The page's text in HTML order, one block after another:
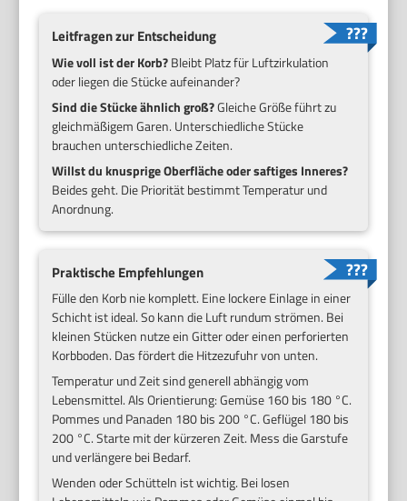
Leitfragen zur Entscheidung
Wie voll ist der Korb?Bleibt Platz für Luftzirkulation
oder liegen die Stücke aufeinander?
Sind die Stücke ähnlich groß?Gleiche Größe führt zu
gleichmäßigem Garen. Unterschiedliche Stücke
brauchen unterschiedliche Zeiten.
Willst du knusprige Oberfläche oder saftiges Inneres?
Beides geht. Die Priorität bestimmt Temperatur und
Anordnung.
Praktische Empfehlungen
Fülle den Korb nie komplett. Eine lockere Einlage in einer
Schicht ist ideal. So kann die Luft rundum strömen. Bei
kleinen Stücken nutze ein Gitter oder einen perforierten
Korbboden. Das fördert die Hitzezufuhr von unten.
Temperatur und Zeit sind generell abhängig vom
Lebensmittel. Als Orientierung: Gemüse 160 bis 180 °C.
Pommes und Panaden 180 bis 200 °C. Geflügel 180 bis
200 °C. Starte mit der kürzeren Zeit. Mess die Garstufe
und verlängere bei Bedarf.
Wenden oder Schütteln ist wichtig. Bei losen